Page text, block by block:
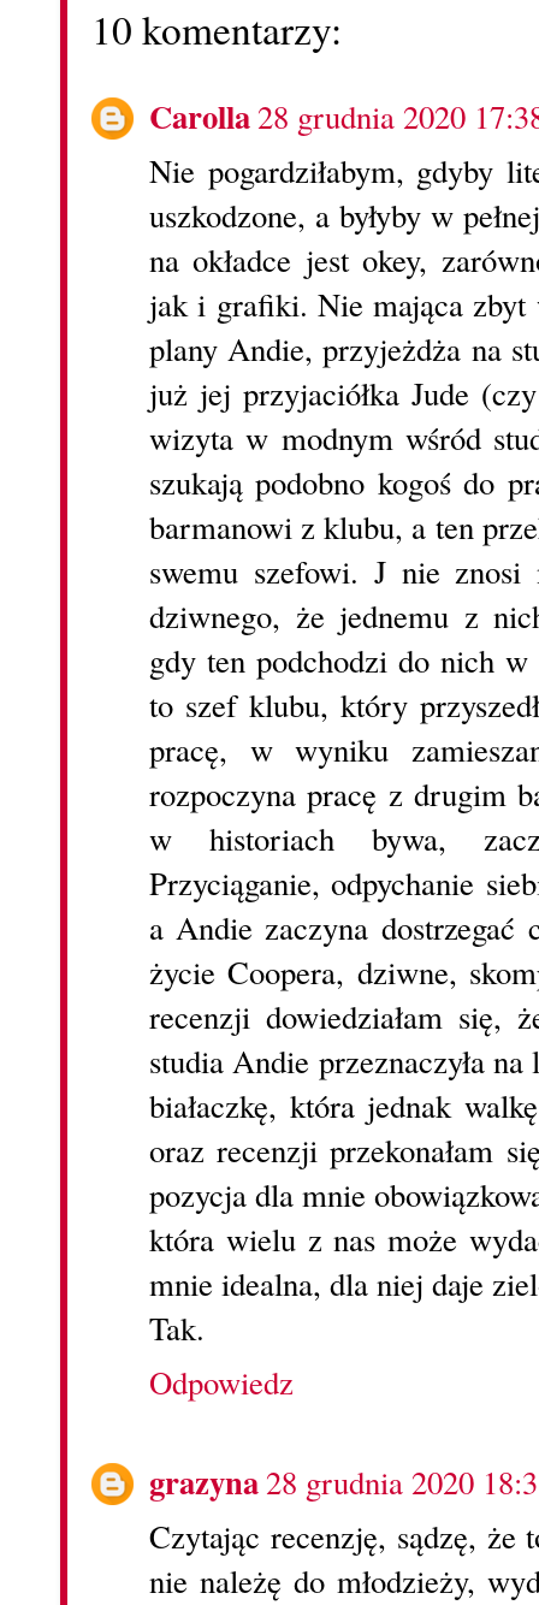
10 komentarzy:
Carolla28 grudnia 2020
Nie pogardziłabym, gdyby
uszkodzone, a byłyby w
na okładce jest okey,
jak i grafiki. Nie mająca
plany Andie, przyjeżdża na
już jej przyjaciółka Jude
wizyta w modnym wśród
szukają podobno kogoś do
barmanowi z klubu, a ten
swemu szefowi. J nie
dziwnego, że jednemu z
gdy ten podchodzi do nich
to szef klubu, który
pracę, w wyniku
rozpoczyna pracę z drugim
w historiach bywa,
Przyciąganie, odpychanie
a Andie zaczyna dostrzegać
życie Coopera, dziwne,
recenzji dowiedziałam się,
studia Andie przeznaczyła
białaczkę, która jednak
oraz recenzji przekonałam
pozycja dla mnie
która wielu z nas może
mnie idealna, dla niej daje
Tak.
Odpowiedz
grazyna28 grudnia 2020
Czytając recenzję, sądzę, że
nie należę do młodzieży,